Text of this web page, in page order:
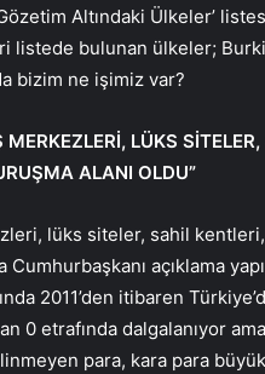
Altındaki Ülkeler’
listede bulunan ülkeler;
bizim ne işimiz var?
MERKEZLERİ, LÜKS
ALANI OLDU”
lüks siteler, sahil
Cumhurbaşkanı açıklama
2011’den itibaren
0 etrafında dalgalanıyor
para, kara para büyük